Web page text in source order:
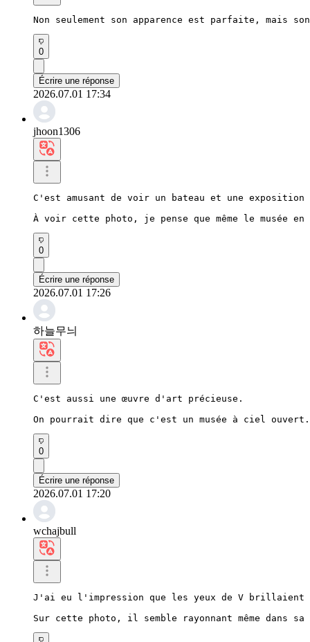
Non seulement son apparence est parfaite, mais
0
Écrire une réponse
2026.07.01 17:34
jhoon1306
C'est amusant de voir un bateau et une
À voir cette photo, je pense que même le musée
0
Écrire une réponse
2026.07.01 17:26
하늘무늬
C'est aussi une œuvre d'art précieuse.
On pourrait dire que c'est un musée à ciel ouvert.
0
Écrire une réponse
2026.07.01 17:20
wchajbull
J'ai eu l'impression que les yeux de V
Sur cette photo, il semble rayonnant même dans